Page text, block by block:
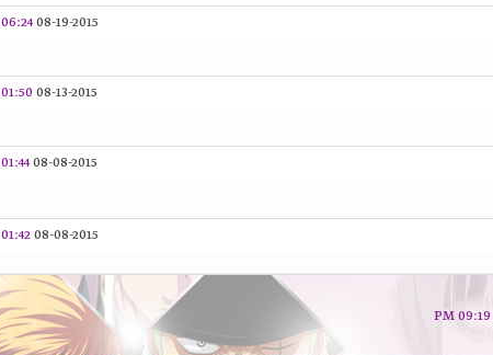
08-19-2015
06:24 PM
08-13-2015
01:50 PM
08-08-2015
01:44 AM
08-08-2015
01:42 AM
09:19 PM